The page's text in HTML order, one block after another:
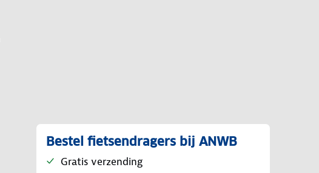
Bestel fietsendragers bij ANWB
Gratis verzending